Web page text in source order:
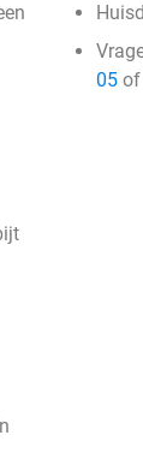
05 of